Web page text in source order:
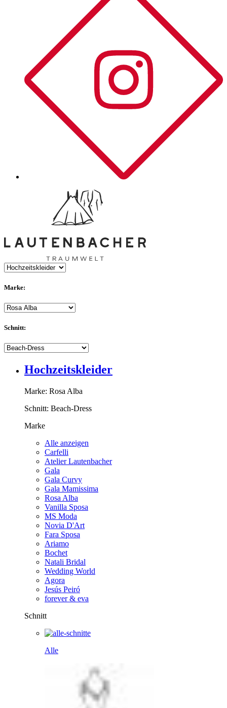
Marke:
Schnitt:
Hochzeitskleider
Marke: Rosa Alba
Schnitt: Beach-Dress
Marke
Alle anzeigen
Carfelli
Atelier Lautenbacher
Gala
Gala Curvy
Gala Mamissima
Rosa Alba
Vanilla Sposa
MS Moda
Novia D'Art
Fara Sposa
Ariamo
Bochet
Natali Bridal
Wedding World
Agora
Jesús Peiró
forever & eva
Schnitt
Alle